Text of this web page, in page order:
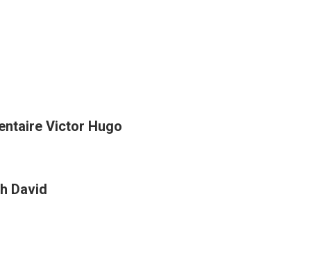
Victor Hugo
David